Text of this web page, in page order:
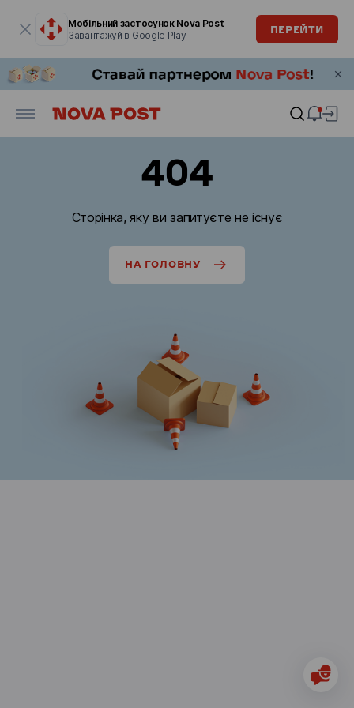
Мобільний застосунок Nova Post
Завантажуй в Google Play
ПЕРЕЙТИ
404
Сторінка, яку ви запитуєте не існує
НА ГОЛОВНУ